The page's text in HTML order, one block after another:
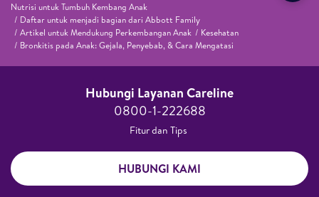
Nutrisi untuk Tumbuh Kembang Anak
Daftar untuk menjadi bagian dari Abbott Family
Artikel untuk Mendukung Perkembangan Anak
Kesehatan
Bronkitis pada Anak: Gejala, Penyebab, & Cara Mengatasi
Hubungi Layanan Careline​
0800-1-222688​
Fitur dan Tips ​
HUBUNGI KAMI